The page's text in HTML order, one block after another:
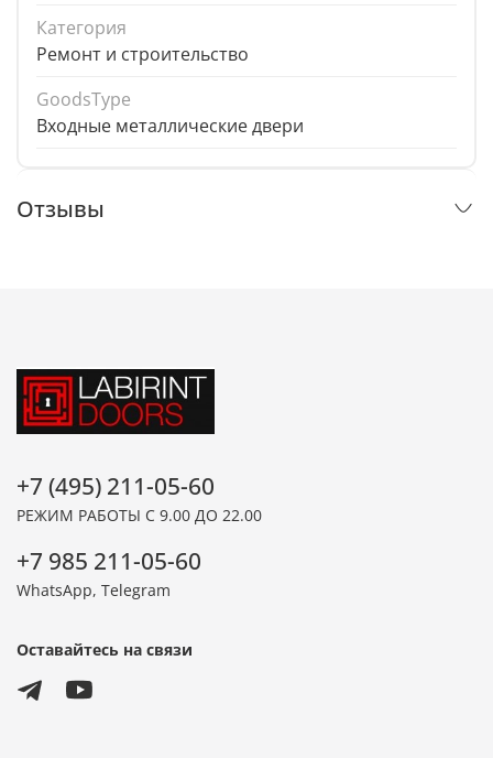
Категория
Ремонт и строительство
GoodsType
Входные металлические двери
Отзывы
+7 (495) 211-05-60
РЕЖИМ РАБОТЫ С 9.00 ДО 22.00
+7 985 211-05-60
WhatsApp, Telegram
Оставайтесь на связи